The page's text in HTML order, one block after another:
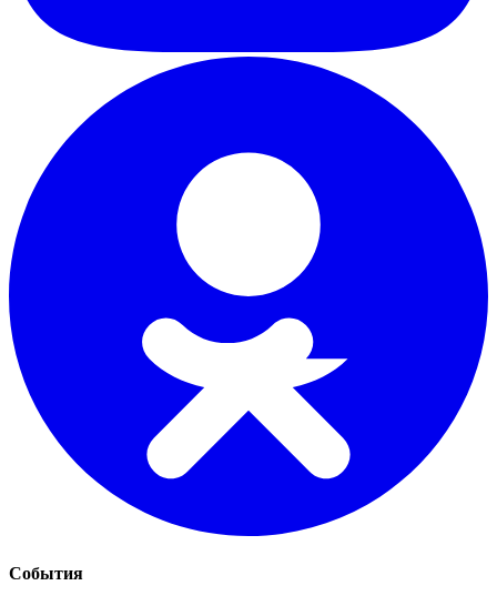
События